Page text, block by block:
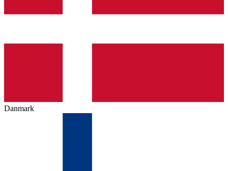
Danmark